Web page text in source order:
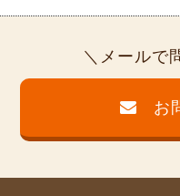
メールで
お